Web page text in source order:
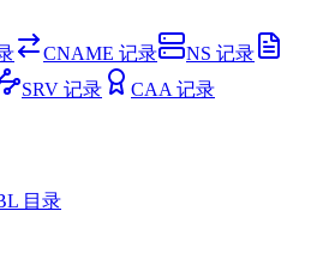
CNAME 记录
NS 记录
SRV 记录 CAA 记录
目录